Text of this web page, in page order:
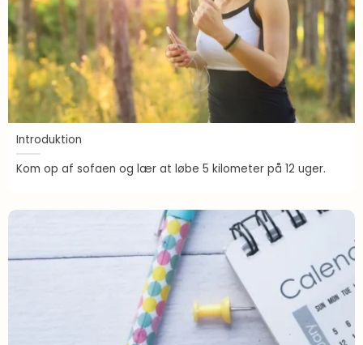
Introduktion
Kom op af sofaen og lær at løbe 5 kilometer på 12 uger.